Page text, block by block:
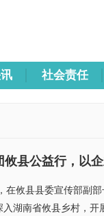
社会责任
攸县公益行，以
在攸县县委宣传部副
入湖南省攸县乡村，